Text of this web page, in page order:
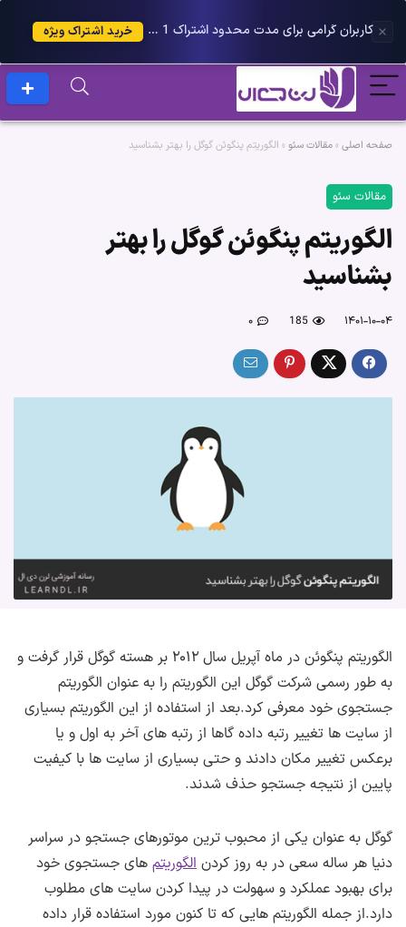
کاربران گرامی برای مدت محدود اشتراک 1 ساله پلاس را می توانید با 25 درصد تخفیف دریافت کنید. خرید اشتراک ویژه
صفحه اصلی »مقالات سئو » الگوریتم پنگوئن گوگل را بهتر بشناسید
مقالات سئو
الگوریتم پنگوئن گوگل را بهتر
بشناسید
۱۴۰۱-۱۰-۰۴ 185 ۰
الگوریتم پنگوئن در ماه آپریل سال ۲۰۱۲ بر هسته گوگل قرار گرفت و
به طور رسمی شرکت گوگل این الگوریتم را به عنوان الگوریتم
جستجوی خود معرفی کرد.بعد از استفاده از این الگوریتم بسیاری
از سایت ها تغییر رتبه داده گاها از رتبه های آخر به اول و یا
برعکس تغییر مکان دادند و حتی بسیاری از سایت ها با کیفیت
پایین از نتیجه جستجو حذف شدند.
گوگل به عنوان یکی از محبوب ترین موتورهای جستجو در سراسر
دنیا هر ساله سعی در به روز کردن الگوریتم های جستجوی خود
برای بهبود عملکرد و سهولت در پیدا کردن سایت های مطلوب
دارد.از جمله الگوریتم هایی که تا کنون مورد استفاده قرار داده